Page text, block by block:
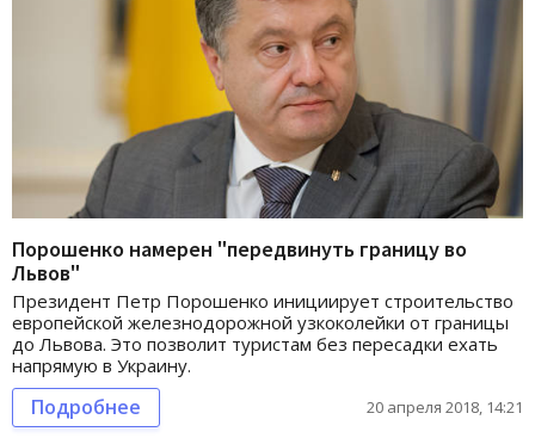
Порошенко намерен "передвинуть границу во
Львов"
Президент Петр Порошенко инициирует строительство
европейской железнодорожной узкоколейки от границы
до Львова. Это позволит туристам без пересадки ехать
напрямую в Украину.
Подробнее 20 апреля 2018, 14:21